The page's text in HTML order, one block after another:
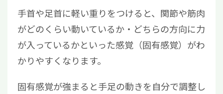
手首や足首に軽い重りをつけると、関節や筋肉
がどのくらい動いているか・どちらの方向に力
が入っているかといった感覚（固有感覚）がわ
かりやすくなります。
固有感覚が強まると手足の動きを自分で調整し